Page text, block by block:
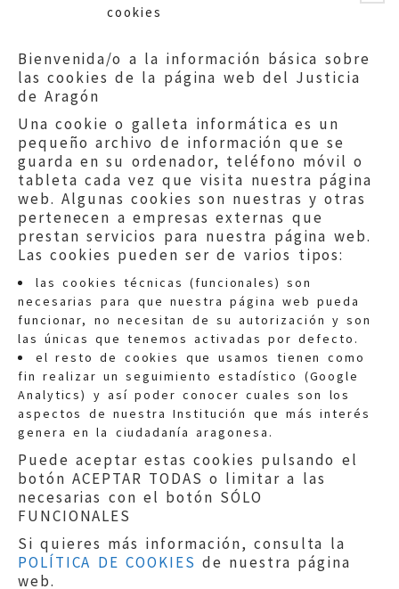
cookies
Bienvenida/o a la información básica sobre
las cookies de la página web del Justicia
de Aragón
Una cookie o galleta informática es un
pequeño archivo de información que se
guarda en su ordenador, teléfono móvil o
tableta cada vez que visita nuestra página
web. Algunas cookies son nuestras y otras
pertenecen a empresas externas que
prestan servicios para nuestra página web.
Las cookies pueden ser de varios tipos:
las cookies técnicas (funcionales) son
necesarias para que nuestra página web pueda
funcionar, no necesitan de su autorización y son
las únicas que tenemos activadas por defecto.
el resto de cookies que usamos tienen como
fin realizar un seguimiento estadístico (Google
Analytics) y así poder conocer cuales son los
aspectos de nuestra Institución que más interés
genera en la ciudadanía aragonesa.
Puede aceptar estas cookies pulsando el
botón ACEPTAR TODAS o limitar a las
necesarias con el botón SÓLO
FUNCIONALES
Si quieres más información, consulta la
POLÍTICA DE COOKIES de nuestra página
web.
Quejas:quejas@eljusticiadearagon.es
Información general:
informacion@eljusticiadearagon.es
Teléfonos:900 210 210/
Aviso legal|Política de privacidad|